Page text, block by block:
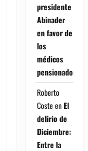
presidente
Abinader
en favor de
los
médicos
pensionados
Roberto
Coste en El
delirio de
Diciembre:
Entre la